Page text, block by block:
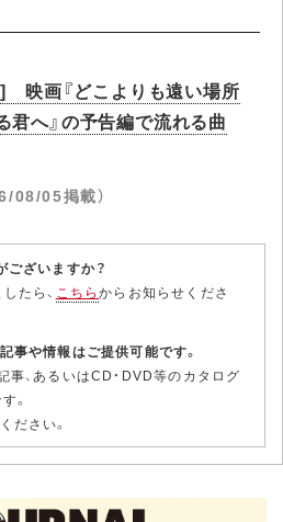
映画『どこよりも遠い場所
君へ』の予告編で流れる曲
08/05掲載）
ざいますか？
たら、 こちらからお知らせくださ
や情報はご提供可能です。
、あるいはCD・DVD等のカタログ
。
ださい。